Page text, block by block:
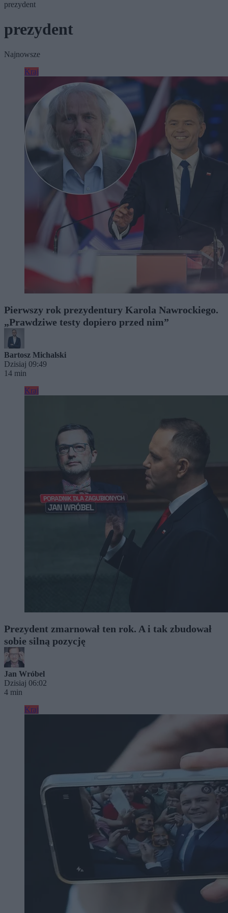
prezydent
prezydent
Najnowsze
Kraj
Pierwszy rok prezydentury Karola Nawrockiego.
„Prawdziwe testy dopiero przed nim”
Bartosz Michalski
Dzisiaj 09:49
14 min
Kraj
Prezydent zmarnował ten rok. A i tak zbudował
sobie silną pozycję
Jan Wróbel
Dzisiaj 06:02
4 min
Kraj